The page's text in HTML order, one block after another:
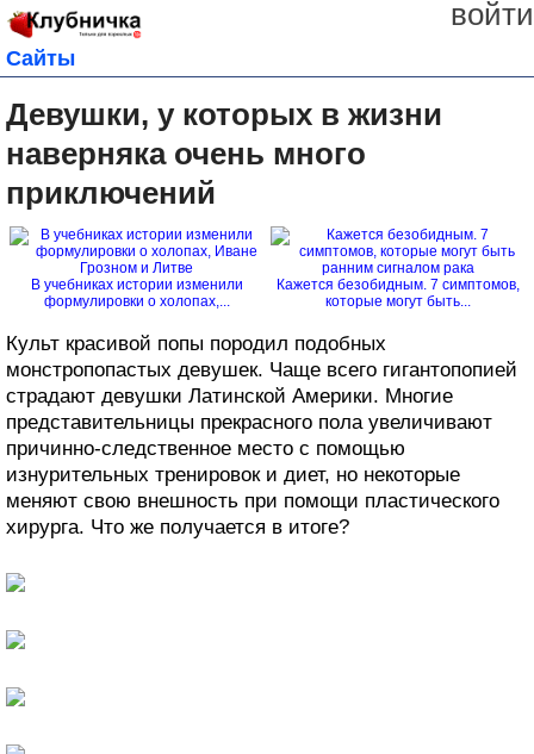
войти
Сайты
Девушки, у которых в жизни
наверняка очень много
приключений
В учебниках истории изменили
формулировки о холопах,...
Кажется безобидным. 7 симптомов,
которые могут быть...
Культ красивой попы породил подобных
монстропопастых девушек. Чаще всего гигантопопией
страдают девушки Латинской Америки. Многие
представительницы прекрасного пола увеличивают
причинно-следственное место с помощью
изнурительных тренировок и диет, но некоторые
меняют свою внешность при помощи пластического
хирурга. Что же получается в итоге?